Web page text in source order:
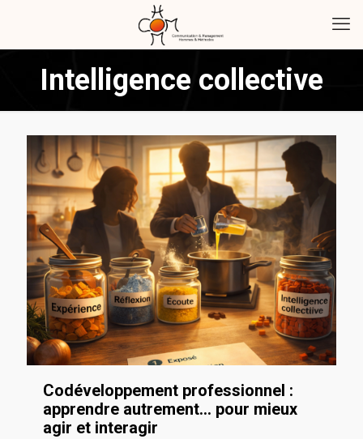
Intelligence collective
Codéveloppement professionnel :
apprendre autrement… pour mieux
agir et interagir